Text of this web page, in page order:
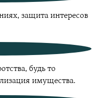
защита интересов
будь то
имущества.